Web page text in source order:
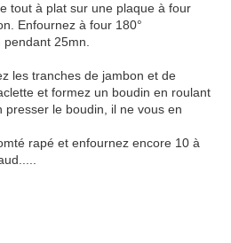
tout à plat sur une plaque à four
Enfournez à four 180°
25mn.
les tranches de jambon et de
et formez un boudin en roulant
presser le boudin, il ne vous en
rapé et enfournez encore 10 à